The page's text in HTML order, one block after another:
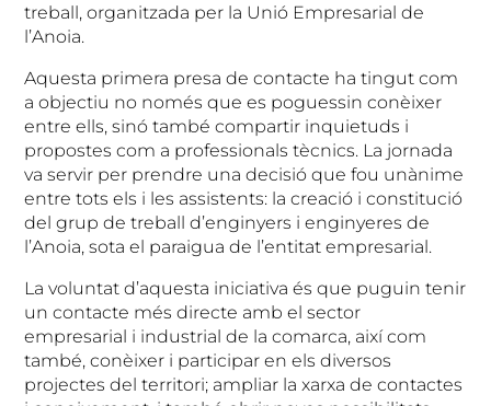
treball, organitzada per la Unió Empresarial de
l’Anoia.
Aquesta primera presa de contacte ha tingut com
a objectiu no només que es poguessin conèixer
entre ells, sinó també compartir inquietuds i
propostes com a professionals tècnics. La jornada
va servir per prendre una decisió que fou unànime
entre tots els i les assistents: la creació i constitució
del grup de treball d’enginyers i enginyeres de
l’Anoia, sota el paraigua de l’entitat empresarial.
La voluntat d’aquesta iniciativa és que puguin tenir
un contacte més directe amb el sector
empresarial i industrial de la comarca, així com
també, conèixer i participar en els diversos
projectes del territori; ampliar la xarxa de contactes